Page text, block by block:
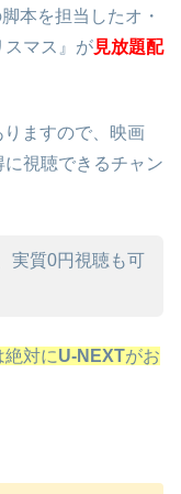
本を担当したオ・
スマス』が見放題配
ますので、映画
に視聴できるチャン
実質0円視聴も可
対にU-NEXTがお